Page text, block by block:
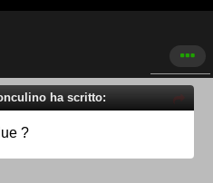
ha scritto:
?